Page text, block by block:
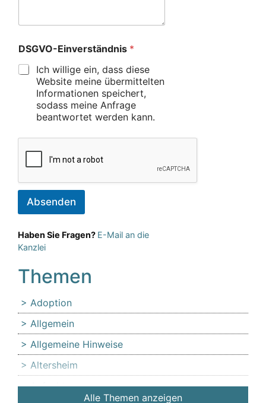
DSGVO-Einverständnis *
Ich willige ein, dass diese
Website meine übermittelten
Informationen speichert,
sodass meine Anfrage
beantwortet werden kann.
Absenden
Haben Sie Fragen? E-Mail an die
Kanzlei
Themen
Adoption
Allgemein
Allgemeine Hinweise
Altersheim
Anfechtung
Alle Themen anzeigen